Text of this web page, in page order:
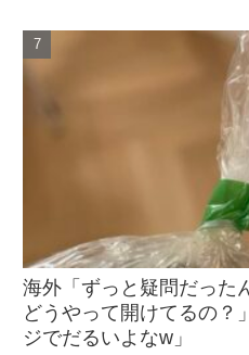
海外「ずっと疑問だった
どうやって開けてるの
ジでだるいよなw」